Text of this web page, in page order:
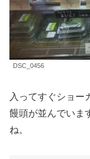
DSC_0456
入ってすぐショー
饅頭が並んでいま
ね。